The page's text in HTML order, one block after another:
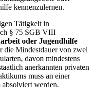
kennenzulernen.
Tätigkeit in
§ 75 SGB VIII
oder Jugendhilfe
die Mindestdauer von zwei
davon mindestens
anerkannten privaten
muss an einer
werden.